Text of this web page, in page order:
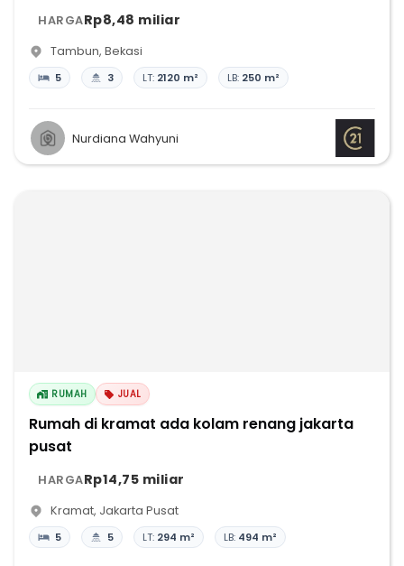
HARGARp8,48 miliar
Tambun, Bekasi
5 3 LT: 2120 m² LB: 250 m²
Nurdiana Wahyuni
RUMAH JUAL
Rumah di kramat ada kolam renang jakarta
pusat
HARGARp14,75 miliar
Kramat, Jakarta Pusat
5 5 LT: 294 m² LB: 494 m²